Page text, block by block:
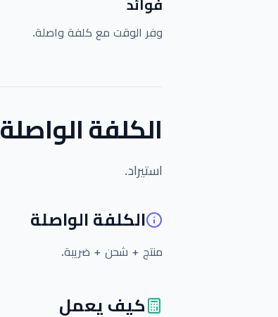
فوائد
وفر الوقت مع كلفة واصلة.
الكلفة الواصلة
استيراد.
الكلفة الواصلة
منتج + شحن + ضريبة.
كيف يعمل